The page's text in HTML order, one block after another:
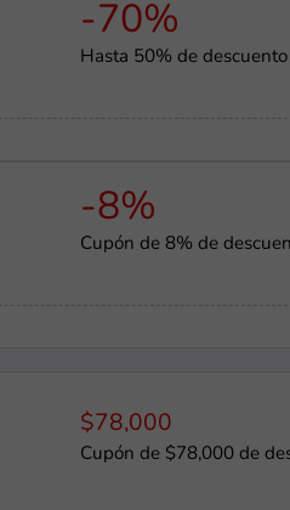
-70%
Hasta 50% de
-8%
Cupón de 8% de
$78,000
Cupón de $78,000 de